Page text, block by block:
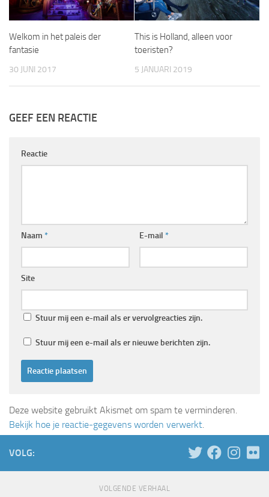
Welkom in het paleis der
fantasie
30 JUNI 2017
This is Holland, alleen voor
toeristen?
5 JANUARI 2019
GEEF EEN REACTIE
Reactie
Naam * E-mail *
Site
Stuur mij een e-mail als er vervolgreacties zijn.
Stuur mij een e-mail als er nieuwe berichten zijn.
Deze website gebruikt Akismet om spam te verminderen.
Bekijk hoe je reactie-gegevens worden verwerkt.
VOLG:
VOLGENDE VERHAAL